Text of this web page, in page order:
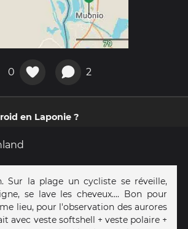
0 2
en Laponie ?
Sur la plage un cycliste se réveille,
se lave les cheveux.... Bon pour
lieu, pour l'observation des aurores
avec veste softshell + veste polaire +